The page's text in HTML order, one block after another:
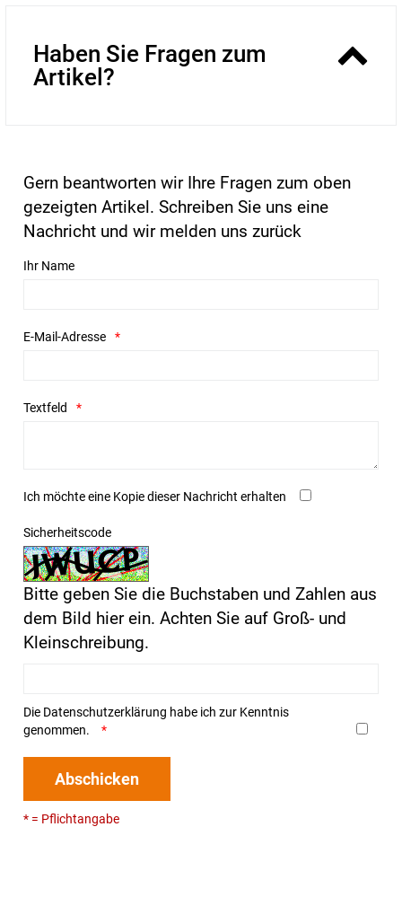
Haben Sie Fragen zum
Artikel?
Gern beantworten wir Ihre Fragen zum oben
gezeigten Artikel. Schreiben Sie uns eine
Nachricht und wir melden uns zurück
Ihr Name
E-Mail-Adresse
Textfeld
Ich möchte eine Kopie dieser Nachricht erhalten
Sicherheitscode
Bitte geben Sie die Buchstaben und Zahlen aus
dem Bild hier ein. Achten Sie auf Groß- und
Kleinschreibung.
Die Datenschutzerklärung habe ich zur Kenntnis
genommen.
Abschicken
* = Pflichtangabe